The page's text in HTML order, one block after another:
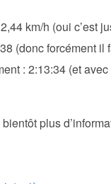
km/h (oui c’est
(donc forcément il
: 2:13:34 (et
plus